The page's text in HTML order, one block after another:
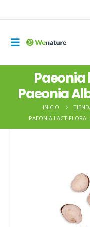
Paeonia
Paeonia
INICIO
PAEONIA LACTIFLORA